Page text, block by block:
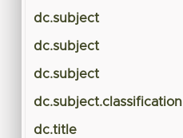
dc.subject
dc.subject
dc.subject
dc.subject.classification
dc.title